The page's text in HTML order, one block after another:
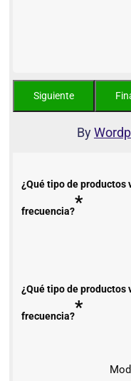
By
¿Qué tipo de productos
frecuencia?*
¿Qué tipo de productos
frecuencia?*